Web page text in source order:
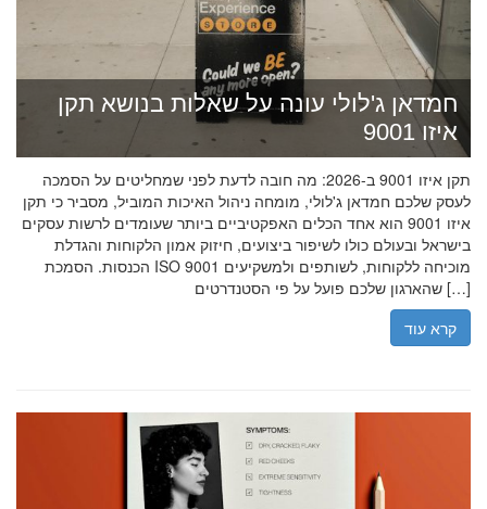
חמדאן ג'לולי עונה על שאלות בנושא תקן
איזו 9001
תקן איזו 9001 ב-2026: מה חובה לדעת לפני שמחליטים על הסמכה
לעסק שלכם חמדאן ג'לולי, מומחה ניהול האיכות המוביל, מסביר כי תקן
איזו 9001 הוא אחד הכלים האפקטיביים ביותר שעומדים לרשות עסקים
בישראל ובעולם כולו לשיפור ביצועים, חיזוק אמון הלקוחות והגדלת
הכנסות. הסמכת ISO 9001 מוכיחה ללקוחות, לשותפים ולמשקיעים
שהארגון שלכם פועל על פי הסטנדרטים […]
קרא עוד